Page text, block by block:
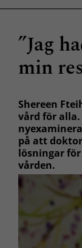
”Jag
min
Shereen
vård för alla.
på att
lösningar
vården.